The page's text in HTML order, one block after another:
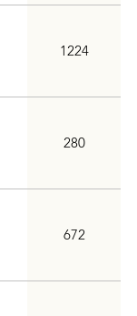
1224
280
672